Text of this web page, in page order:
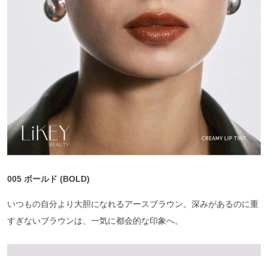
005 ボールド (BOLD)
いつもの自分より大胆になれるアースブラウン。深みがあるのに重
すぎないブラウンは、一気に都会的な印象へ。